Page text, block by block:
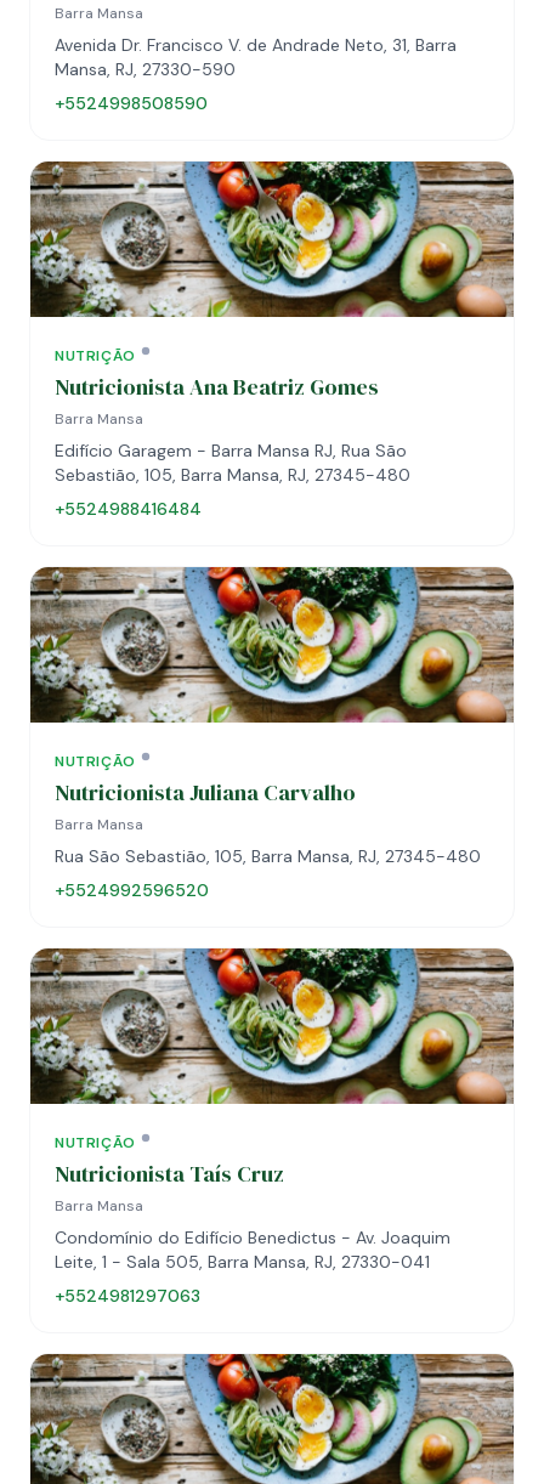
Barra Mansa
Avenida Dr. Francisco V. de Andrade Neto, 31, Barra
Mansa, RJ, 27330-590
+5524998508590
NUTRIÇÃO
Nutricionista Ana Beatriz Gomes
Barra Mansa
Edifício Garagem - Barra Mansa RJ, Rua São
Sebastião, 105, Barra Mansa, RJ, 27345-480
+5524988416484
NUTRIÇÃO
Nutricionista Juliana Carvalho
Barra Mansa
Rua São Sebastião, 105, Barra Mansa, RJ, 27345-480
+5524992596520
NUTRIÇÃO
Nutricionista Taís Cruz
Barra Mansa
Condomínio do Edifício Benedictus - Av. Joaquim
Leite, 1 - Sala 505, Barra Mansa, RJ, 27330-041
+5524981297063